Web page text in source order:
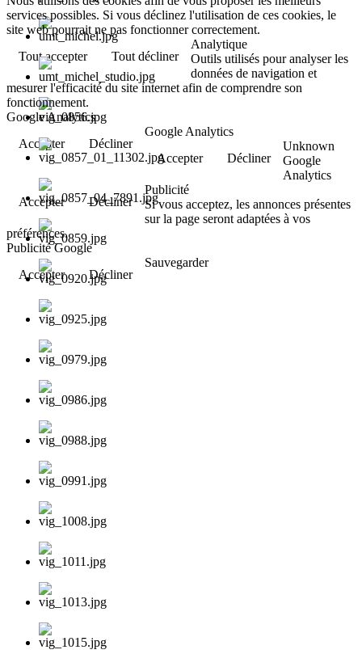
services possibles. Si vous déclinez l'utilisation de ces cookies, le
site web pourrait ne pas fonctionner correctement.
Tout accepter
Tout décliner
Analytique
Outils utilisés pour analyser les
données de navigation et
mesurer l'efficacité du site internet afin de comprendre son
fonctionnement.
Google Analytics
Accepter
Décliner
Google Analytics
Accepter
Décliner
Unknown
Google
Analytics
Accepter
Décliner
Publicité
Si vous acceptez, les annonces présentes
sur la page seront adaptées à vos
préférences.
Publicité Google
Accepter
Décliner
Sauvegarder